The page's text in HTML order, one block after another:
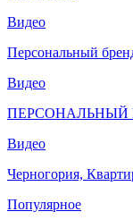
Видео
Персональный
Видео
ПЕРСОНАЛЬНЫЙ
Видео
Черногория,
Популярное